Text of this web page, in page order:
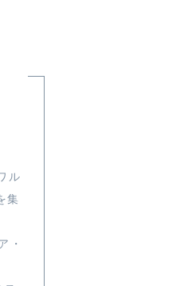
ル
集
・